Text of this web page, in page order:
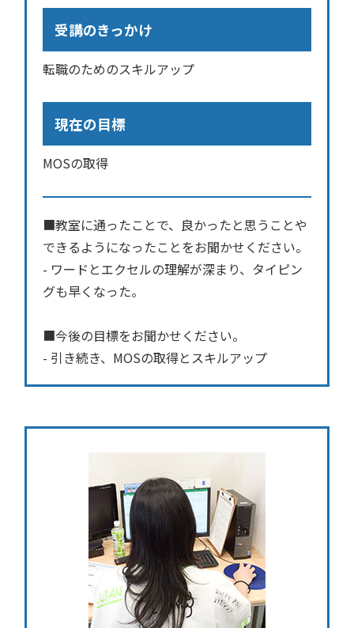
受講のきっかけ
転職のためのスキルアップ
現在の目標
MOSの取得
■教室に通ったことで、良かったと思うことや
できるようになったことをお聞かせください。
- ワードとエクセルの理解が深まり、タイピン
グも早くなった。
■今後の目標をお聞かせください。
- 引き続き、MOSの取得とスキルアップ